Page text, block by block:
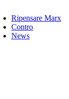
Ripensare Marx
Contro
News